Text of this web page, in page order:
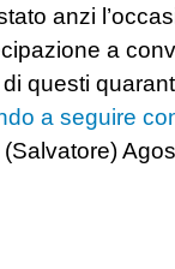
anzi
a
questi
a seguire